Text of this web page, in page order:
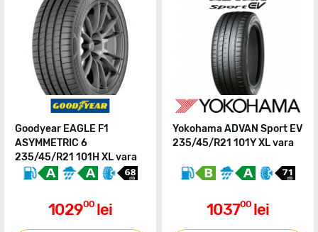
Goodyear EAGLE F1
ASYMMETRIC 6
235/45/R21 101H XL vara
102900 lei
Yokohama ADVAN Sport EV
235/45/R21 101Y XL vara
103700 lei